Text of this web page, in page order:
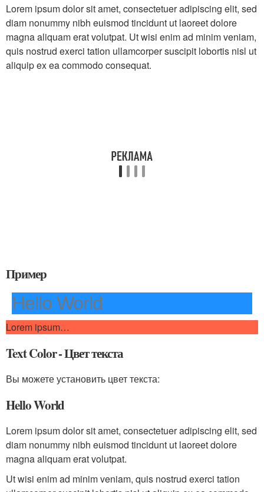
Lorem ipsum dolor sit amet, consectetuer adipiscing elit, sed
diam nonummy nibh euismod tincidunt ut laoreet dolore
magna aliquam erat volutpat. Ut wisi enim ad minim veniam,
quis nostrud exerci tation ullamcorper suscipit lobortis nisl ut
aliquip ex ea commodo consequat.
Пример
Hello World
Lorem ipsum…
Text Color - Цвет текста
Вы можете установить цвет текста:
Hello World
Lorem ipsum dolor sit amet, consectetuer adipiscing elit, sed
diam nonummy nibh euismod tincidunt ut laoreet dolore
magna aliquam erat volutpat.
Ut wisi enim ad minim veniam, quis nostrud exerci tation